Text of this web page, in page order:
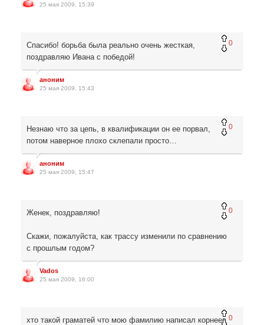
25 мая 2009, 15:39
0
Спасибо! борьба была реально очень жесткая,
поздравляю Ивана с победой!
аноним
25 мая 2009, 15:43
0
Незнаю что за цепь, в квалификации он ее порвал,
потом наверное плохо склепали просто…
аноним
25 мая 2009, 15:47
0
Женек, поздравляю!
Скажи, пожалуйста, как трассу изменили по сравнению
с прошлым годом?
Vados
25 мая 2009, 16:00
0
хто такой граматей что мою фамилию написал корнеев